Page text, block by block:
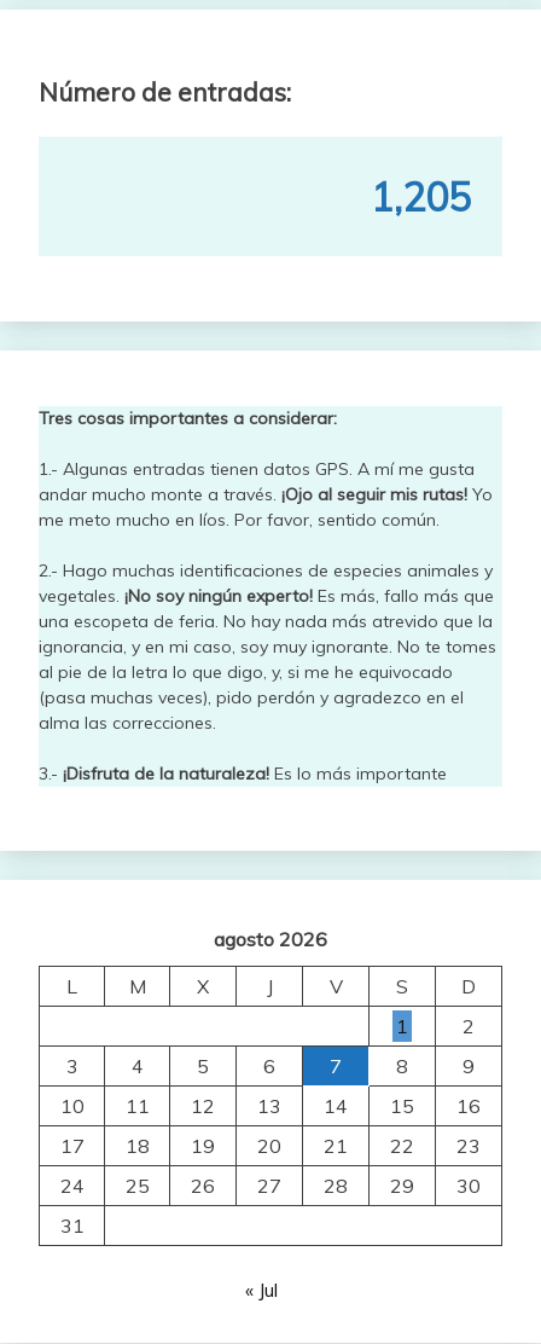
Número de entradas:
1,205
Tres cosas importantes a considerar:
1.- Algunas entradas tienen datos GPS. A mí me gusta
andar mucho monte a través. ¡Ojo al seguir mis rutas! Yo
me meto mucho en líos. Por favor, sentido común.
2.- Hago muchas identificaciones de especies animales y
vegetales. ¡No soy ningún experto! Es más, fallo más que
una escopeta de feria. No hay nada más atrevido que la
ignorancia, y en mi caso, soy muy ignorante. No te tomes
al pie de la letra lo que digo, y, si me he equivocado
(pasa muchas veces), pido perdón y agradezco en el
alma las correcciones.
3.- ¡Disfruta de la naturaleza! Es lo más importante
agosto 2026
L
M X J V S
D
1
2
3
4 5 6 7 8
9
10
11 12 13 14 15
16
17
18 19 20 21 22
23
24
25 26 27 28 29
30
31
« Jul